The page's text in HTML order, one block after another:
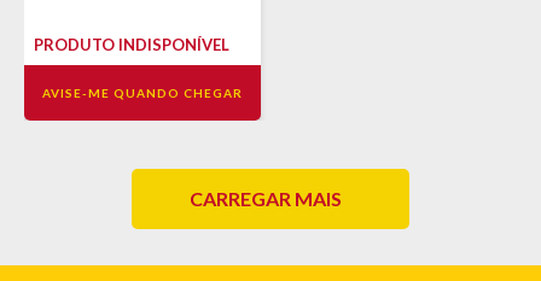
PRODUTO INDISPONÍVEL
AVISE-ME QUANDO CHEGAR
CARREGAR MAIS